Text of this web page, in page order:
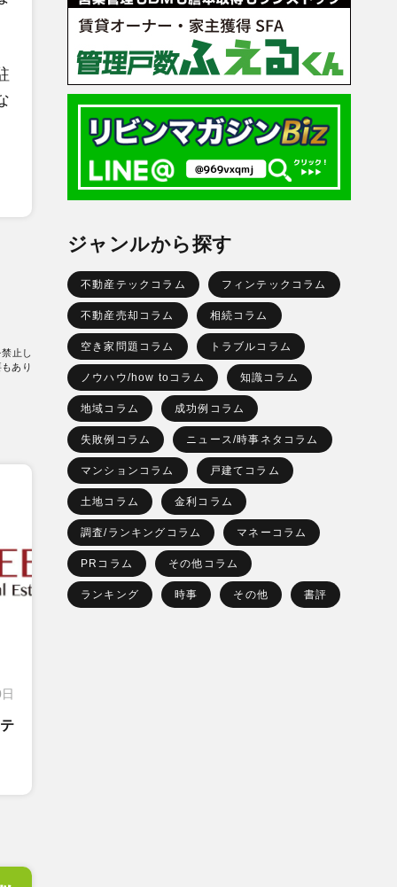
止し
あり
ジャンルから探す
不動産テックコラム フィンテックコラム
不動産売却コラム 相続コラム
空き家問題コラム トラブルコラム
ノウハウ/how toコラム 知識コラム
地域コラム 成功例コラム
失敗例コラム ニュース/時事ネタコラム
マンションコラム 戸建てコラム
土地コラム 金利コラム
調査/ランキングコラム マネーコラム
PRコラム その他コラム
ランキング 時事 その他 書評